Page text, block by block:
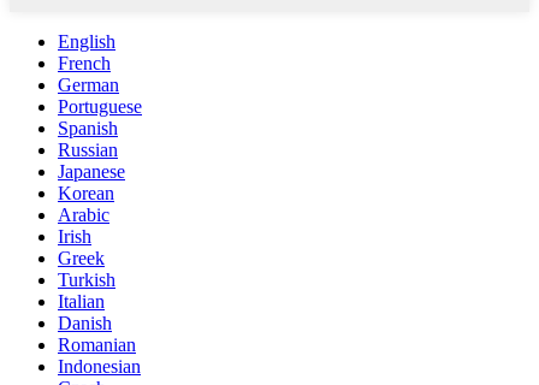
English
French
German
Portuguese
Spanish
Russian
Japanese
Korean
Arabic
Irish
Greek
Turkish
Italian
Danish
Romanian
Indonesian